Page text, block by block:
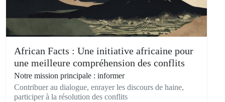
African Facts : Une initiative africaine pour
une meilleure compréhension des conflits
Notre mission principale : informer
Contribuer au dialogue, enrayer les discours de haine,
participer à la résolution des conflits